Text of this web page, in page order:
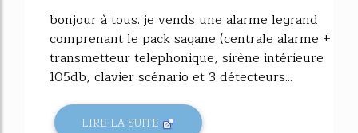
bonjour à tous. je vends une alarme legrand
comprenant le pack sagane (centrale alarme +
transmetteur telephonique, sirène intérieure
105db, clavier scénario et 3 détecteurs...
LIRE LA SUITE